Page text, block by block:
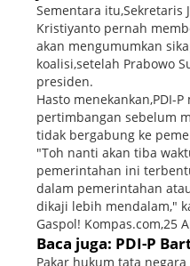
Sementara itu,Sekretaris
Kristiyanto pernah
akan mengumumkan
koalisi,setelah Prabowo
presiden.
Hasto menekankan,PDI-
pertimbangan sebelum
tidak bergabung ke
"Toh nanti akan tiba
pemerintahan ini
dalam pemerintahan
dikaji lebih mendalam,"
Gaspol! Kompas.com,25
Baca juga: PDI-P
Pakar hukum tata